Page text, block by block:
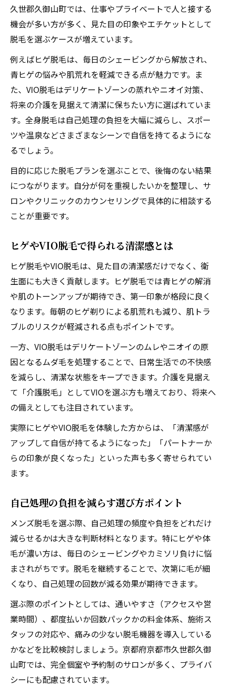
日常の自己処理を減らすメンズ脱毛のコツ
ヒゲ脱毛で毎朝の手間を大幅カットする方
法
VIO脱毛で清潔感と快適さを手に入れる秘訣
メンズ脱毛で肌トラブルを予防するポイン
ト
都度払いで続けやすいメンズ脱毛の選び方
女性スタッフ希望も安心のメンズ脱毛体験談
女性スタッフ対応サロンの安心ポイント
初めてのメンズ脱毛で感じたサポート体制
VIO脱毛時のプライバシー配慮について解説
スタッフ対応の丁寧さが選ばれる理由とは
口コミで分かるメンズ脱毛の安心体験談
メンズ脱毛の痛みはどれくらいなのか解説
ツルツルまで何回通うべきかの目安を紹介
ヒゲ脱毛とVIO脱毛の痛みの違いを知る
初回カウンセリングで確認すべきポイント
テスト照射や麻酔の有無も選び方の重要点
清潔感と見た目に差が出るメンズ脱毛の本当の
効果
メンズ脱毛で得られる清潔感の実感ポイン
ト
ヒゲ・VIO脱毛後の見た目の変化を徹底分析
自己処理と比べたメンズ脱毛の仕上がり比
較
蒸れや臭い対策にも有効なメンズ脱毛効果
仕事や日常生活での印象アップにつながる
久世郡久御山町では、仕事やプライベートで人と接する
機会が多い方が多く、見た目の印象やエチケットとして
脱毛を選ぶケースが増えています。
例えばヒゲ脱毛は、毎日のシェービングから解放され、
青ヒゲの悩みや肌荒れを軽減できる点が魅力です。ま
た、VIO脱毛はデリケートゾーンの蒸れやニオイ対策、
将来の介護を見据えて清潔に保ちたい方に選ばれていま
す。全身脱毛は自己処理の負担を大幅に減らし、スポー
ツや温泉などさまざまなシーンで自信を持てるようにな
るでしょう。
目的に応じた脱毛プランを選ぶことで、後悔のない結果
につながります。自分が何を重視したいかを整理し、サ
ロンやクリニックのカウンセリングで具体的に相談する
ことが重要です。
ヒゲやVIO脱毛で得られる清潔感とは
ヒゲ脱毛やVIO脱毛は、見た目の清潔感だけでなく、衛
生面にも大きく貢献します。ヒゲ脱毛では青ヒゲの解消
や肌のトーンアップが期待でき、第一印象が格段に良く
なります。毎朝のヒゲ剃りによる肌荒れも減り、肌トラ
ブルのリスクが軽減される点もポイントです。
一方、VIO脱毛はデリケートゾーンのムレやニオイの原
因となるムダ毛を処理することで、日常生活での不快感
を減らし、清潔な状態をキープできます。介護を見据え
て「介護脱毛」としてVIOを選ぶ方も増えており、将来へ
の備えとしても注目されています。
実際にヒゲやVIO脱毛を体験した方からは、「清潔感が
アップして自信が持てるようになった」「パートナーか
らの印象が良くなった」といった声も多く寄せられてい
ます。
自己処理の負担を減らす選び方ポイント
メンズ脱毛を選ぶ際、自己処理の頻度や負担をどれだけ
減らせるかは大きな判断材料となります。特にヒゲや体
毛が濃い方は、毎日のシェービングやカミソリ負けに悩
まされがちです。脱毛を継続することで、次第に毛が細
くなり、自己処理の回数が減る効果が期待できます。
選ぶ際のポイントとしては、通いやすさ（アクセスや営
業時間）、都度払いか回数パックかの料金体系、施術ス
タッフの対応や、痛みの少ない脱毛機器を導入している
かなどを比較検討しましょう。京都府京都市久世郡久御
山町では、完全個室や予約制のサロンが多く、プライバ
シーにも配慮されています。